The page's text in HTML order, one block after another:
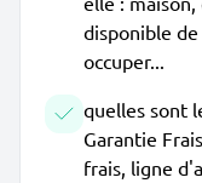
disponible
occuper...
quelles sont
Garantie
frais, ligne